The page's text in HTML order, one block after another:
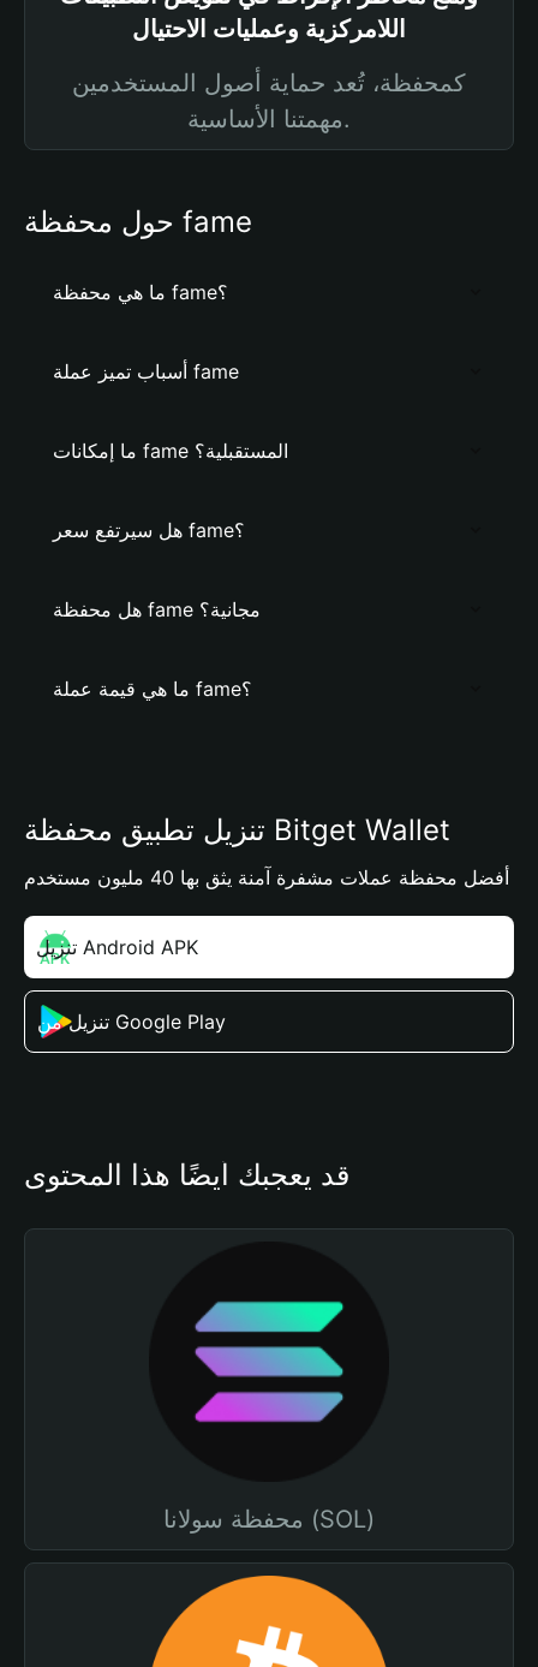
اللامركزية وعمليات الاحتيال
كمحفظة، تُعد حماية أصول المستخدمين
مهمتنا الأساسية.
حول محفظة fame
ما هي محفظة fame؟
أسباب تميز عملة fame
ما إمكانات fame المستقبلية؟
هل سيرتفع سعر fame؟
هل محفظة fame مجانية؟
ما هي قيمة عملة fame؟
تنزيل تطبيق محفظة Bitget Wallet
أفضل محفظة عملات مشفرة آمنة يثق بها 40 مليون مستخدم
تنزيل Android APK
تنزيل من Google Play
قد يعجبك أيضًا هذا المحتوى
محفظة سولانا (SOL)